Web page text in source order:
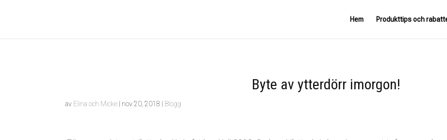
Hem Produkttips och
Byte av ytterdörr imorgon!
av Elina och Micke nov 20, 2018 Blogg